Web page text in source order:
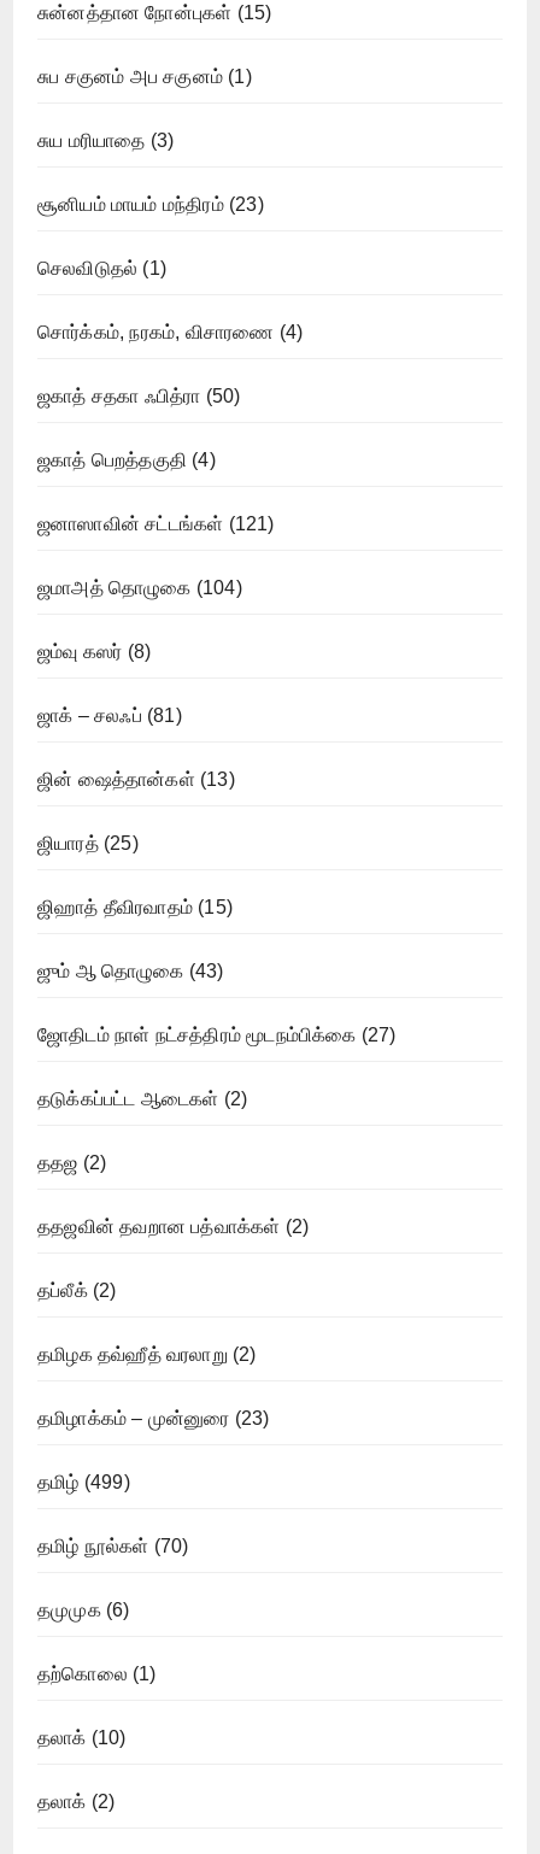
சுன்னத்தான நோன்புகள் (15)
சுப சகுனம் அப சகுனம் (1)
சுய மரியாதை (3)
சூனியம் மாயம் மந்திரம்(23)
செலவிடுதல் (1)
சொர்க்கம், நரகம், விசாரணை (4)
ஜகாத் சதகா ஃபித்ரா (50)
ஜகாத் பெறத்தகுதி (4)
ஜனாஸாவின் சட்டங்கள் (121)
ஜமாஅத் தொழுகை (104)
ஜம்வு கஸர் (8)
ஜாக் – சலஃப் (81)
ஜின் ஷைத்தான்கள் (13)
ஜியாரத்(25)
ஜிஹாத் தீவிரவாதம் (15)
ஜும் ஆ தொழுகை (43)
ஜோதிடம் நாள் நட்சத்திரம் மூடநம்பிக்கை (27)
தடுக்கப்பட்ட ஆடைகள் (2)
ததஜ (2)
ததஜவின் தவறான பத்வாக்கள் (2)
தப்லீக்(2)
தமிழக தவ்ஹீத் வரலாறு (2)
தமிழாக்கம் – முன்னுரை (23)
தமிழ் (499)
தமிழ் நூல்கள் (70)
தமுமுக(6)
தற்கொலை (1)
தலாக் (10)
தலாக் (2)